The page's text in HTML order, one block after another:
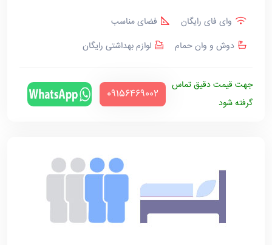
وای فای رایگان
فضای مناسب
دوش و وان حمام
لوازم بهداشتی رایگان
جهت قیمت دقیق تماس
گرفته شود
‪09156469002‬